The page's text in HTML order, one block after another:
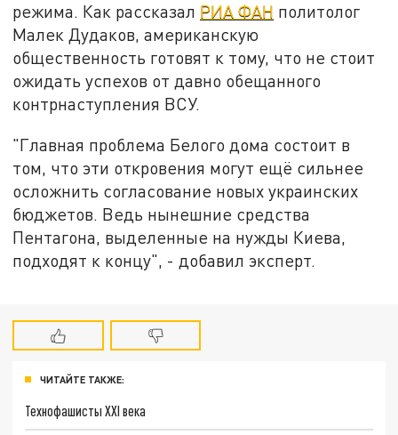
режима. Как рассказал РИА ФАН политолог
Малек Дудаков, американскую
общественность готовят к тому, что не стоит
ожидать успехов от давно обещанного
контрнаступления ВСУ.
"Главная проблема Белого дома состоит в
том, что эти откровения могут ещё сильнее
осложнить согласование новых украинских
бюджетов. Ведь нынешние средства
Пентагона, выделенные на нужды Киева,
подходят к концу", - добавил эксперт.
ЧИТАЙТЕ ТАКЖЕ:
Технофашисты XXI века